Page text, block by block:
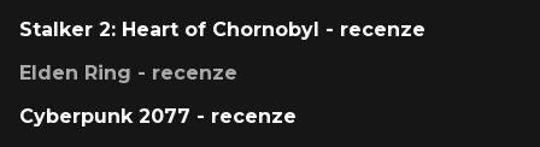
Stalker 2: Heart of Chornobyl - recenze
Elden Ring - recenze
Cyberpunk 2077 - recenze